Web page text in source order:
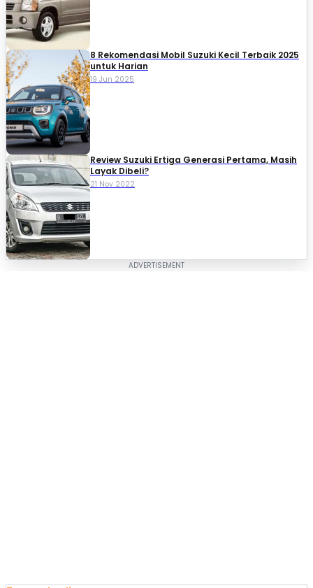
8 Rekomendasi Mobil Suzuki Kecil Terbaik 2025
untuk Harian
19 Jun 2025
Review Suzuki Ertiga Generasi Pertama, Masih
Layak Dibeli?
21 Nov 2022